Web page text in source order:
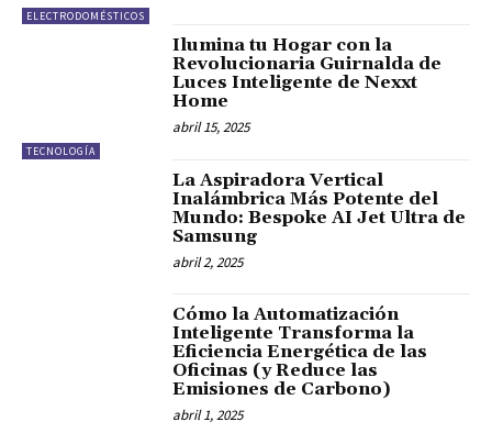
ELECTRODOMÉSTICOS
TECNOLOGÍA
Ilumina tu Hogar con la
Revolucionaria Guirnalda de
Luces Inteligente de Nexxt
Home
abril 15, 2025
La Aspiradora Vertical
Inalámbrica Más Potente del
Mundo: Bespoke AI Jet Ultra de
Samsung
abril 2, 2025
Cómo la Automatización
Inteligente Transforma la
Eficiencia Energética de las
Oficinas (y Reduce las
Emisiones de Carbono)
abril 1, 2025